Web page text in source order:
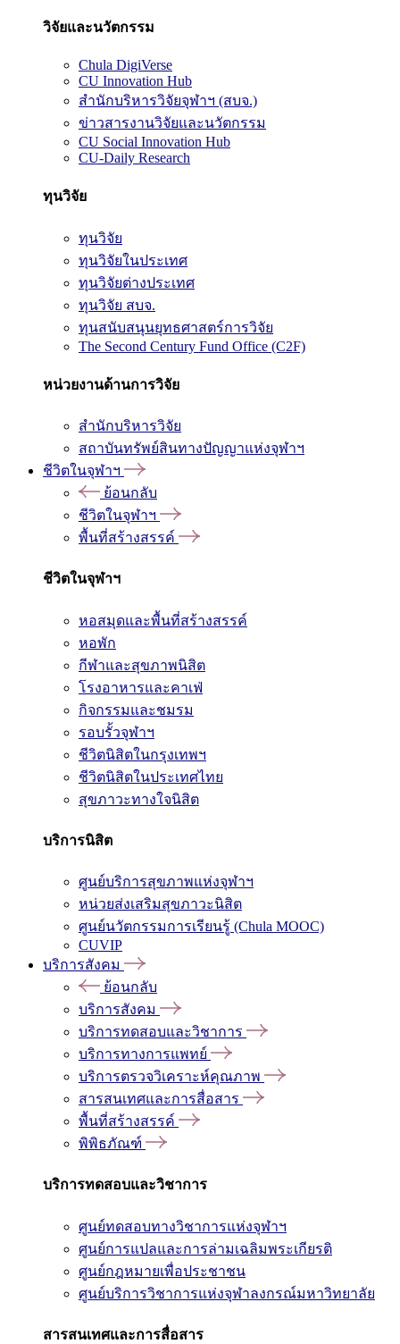
วิจัยและนวัตกรรม
Chula DigiVerse
CU Innovation Hub
สำนักบริหารวิจัยจุฬาฯ (สบจ.)
ข่าวสารงานวิจัยและนวัตกรรม
CU Social Innovation Hub
CU-Daily Research
ทุนวิจัย
ทุนวิจัย
ทุนวิจัยในประเทศ
ทุนวิจัยต่างประเทศ
ทุนวิจัย สบจ.
ทุนสนับสนุนยุทธศาสตร์การวิจัย
The Second Century Fund Office (C2F)
หน่วยงานด้านการวิจัย
สำนักบริหารวิจัย
สถาบันทรัพย์สินทางปัญญาแห่งจุฬาฯ
ชีวิตในจุฬาฯ
ย้อนกลับ
ชีวิตในจุฬาฯ
พื้นที่สร้างสรรค์
ชีวิตในจุฬาฯ
หอสมุดและพื้นที่สร้างสรรค์
หอพัก
กีฬาและสุขภาพนิสิต
โรงอาหารและคาเฟ่
กิจกรรมและชมรม
รอบรั้วจุฬาฯ
ชีวิตนิสิตในกรุงเทพฯ
ชีวิตนิสิตในประเทศไทย
สุขภาวะทางใจนิสิต
บริการนิสิต
ศูนย์บริการสุขภาพแห่งจุฬาฯ
หน่วยส่งเสริมสุขภาวะนิสิต
ศูนย์นวัตกรรมการเรียนรู้ (Chula MOOC)
CUVIP
บริการสังคม
ย้อนกลับ
บริการสังคม
บริการทดสอบและวิชาการ
บริการทางการแพทย์
บริการตรวจวิเคราะห์คุณภาพ
สารสนเทศและการสื่อสาร
พื้นที่สร้างสรรค์
พิพิธภัณฑ์
บริการทดสอบและวิชาการ
ศูนย์ทดสอบทางวิชาการแห่งจุฬาฯ
ศูนย์การแปลและการล่ามเฉลิมพระเกียรติ
ศูนย์กฎหมายเพื่อประชาชน
ศูนย์บริการวิชาการแห่งจุฬาลงกรณ์มหาวิทยาลัย
สารสนเทศและการสื่อสาร